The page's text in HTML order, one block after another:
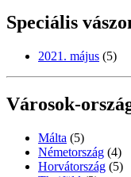
Speciális
2021. május (5)
Városok-
Málta (5)
Németország (4)
Horvátország (5)